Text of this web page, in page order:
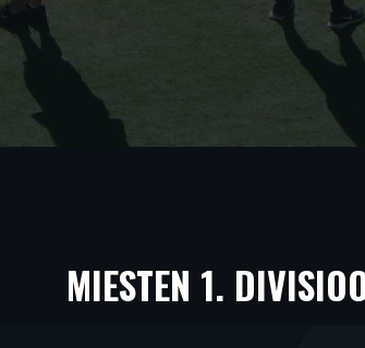
MIESTEN 1.